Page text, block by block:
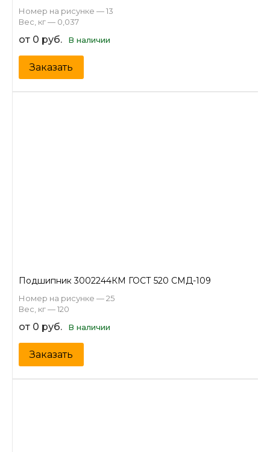
Номер на рисунке — 13
Вес, кг — 0,037
от 0 руб. В наличии
Заказать
Подшипник 3002244КМ ГОСТ 520 СМД-109
Номер на рисунке — 25
Вес, кг — 120
от 0 руб. В наличии
Заказать